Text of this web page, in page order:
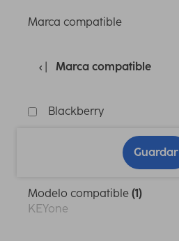
Marca compatible
Marca compatible
Blackberry
Guardar
Modelo compatible (1)
KEYone